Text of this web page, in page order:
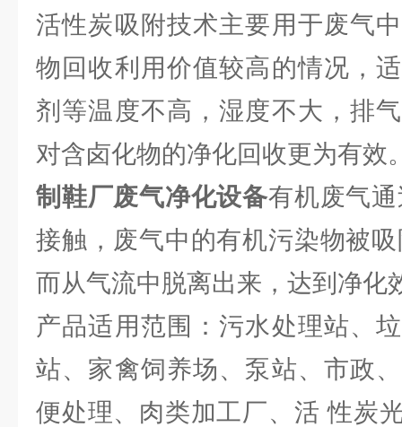
活性炭吸附技术主要用于废气
物回收利用价值较高的情况，
剂等温度不高，湿度不大，排
对含卤化物的净化回收更为有效
制鞋厂废气净化设备有机废气
接触，废气中的有机污染物被
而从气流中脱离出来，达到净化
产品适用范围：污水处理站、
站、家禽饲养场、泵站、市政
便处理、肉类加工厂、活 性炭